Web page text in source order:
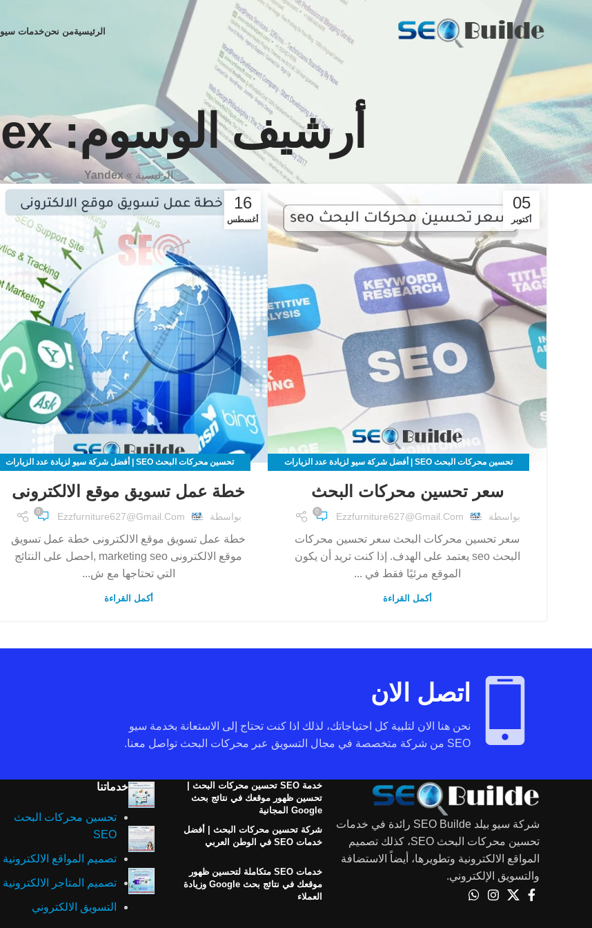
الرئيسيةمن نحنخدمات سيو
أرشيف الوسوم: Yandex
الرئيسية »
Yandex
05
أكتوبر
تحسين محركات البحث SEO | أفضل شركة سيو لزيادة عدد الزيارات
سعر تحسين محركات البحث
بواسطة Ezzfurniture627@gmail.com
0
سعر تحسين محركات البحث سعر تحسين محركات
البحث seo يعتمد على الهدف. إذا كنت تريد أن يكون
الموقع مرئيًا فقط في ...
أكمل القراءة
16
أغسطس
تحسين محركات البحث SEO | أفضل شركة سيو لزيادة عدد الزيارات
خطة عمل تسويق موقع الالكترونى
بواسطة Ezzfurniture627@gmail.com
0
خطة عمل تسويق موقع الالكترونى خطة عمل تسويق
موقع الالكترونى marketing seo ,احصل على النتائج
التي تحتاجها مع ش...
أكمل القراءة
اتصل الان
نحن هنا الان لتلبية كل احتياجاتك، لذلك اذا كنت تحتاج إلى الاستعانة بخدمة سيو
SEO من شركة متخصصة في مجال التسويق عبر محركات البحث تواصل معنا.
شركة سيو بيلد SEO Builde رائدة في خدمات
تحسين محركات البحث SEO، كذلك تصميم
المواقع الالكترونية وتطويرها، أيضاً الاستضافة
والتسويق الإلكتروني.
خدمة SEO تحسين محركات البحث |
تحسين ظهور موقعك في نتائج بحث
Google المجانية
شركة تحسين محركات البحث | أفضل
خدمات SEO في الوطن العربي
خدمات SEO متكاملة لتحسين ظهور
موقعك في نتائج بحث Google وزيادة
العملاء
خدماتنا
تحسين محركات البحث
SEO
تصميم المواقع الالكترونية
تصميم المتاجر الالكترونية
التسويق الالكتروني